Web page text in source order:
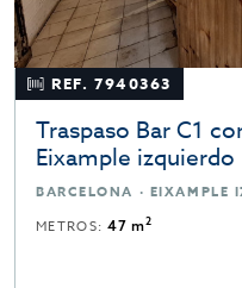
REF. 7940363
Traspaso Bar C1
Eixample izquierdo
BARCELONA · EIXAMPLE
METROS:47 m2